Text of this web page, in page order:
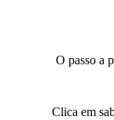
O passo a
Clica em